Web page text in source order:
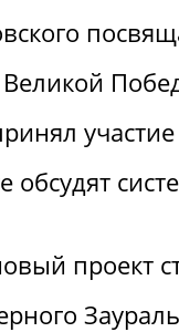
обсудят
проект